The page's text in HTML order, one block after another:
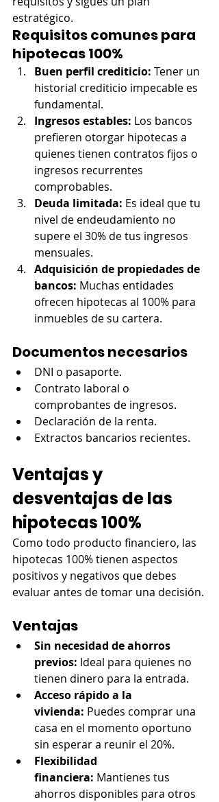
estratégico.
Requisitos comunes para
hipotecas 100%
Buen perfil crediticio: Tener un
historial crediticio impecable es
fundamental.
Ingresos estables: Los bancos
prefieren otorgar hipotecas a
quienes tienen contratos fijos o
ingresos recurrentes
comprobables.
Deuda limitada: Es ideal que tu
nivel de endeudamiento no
supere el 30% de tus ingresos
mensuales.
Adquisición de propiedades de
bancos: Muchas entidades
ofrecen hipotecas al 100% para
inmuebles de su cartera.
Documentos necesarios
DNI o pasaporte.
Contrato laboral o
comprobantes de ingresos.
Declaración de la renta.
Extractos bancarios recientes.
Ventajas y
desventajas de las
hipotecas 100%
Como todo producto financiero, las
hipotecas 100% tienen aspectos
positivos y negativos que debes
evaluar antes de tomar una decisión.
Ventajas
Sin necesidad de ahorros
previos: Ideal para quienes no
tienen dinero para la entrada.
Acceso rápido a la
vivienda: Puedes comprar una
casa en el momento oportuno
sin esperar a reunir el 20%.
Flexibilidad
financiera: Mantienes tus
ahorros disponibles para otros